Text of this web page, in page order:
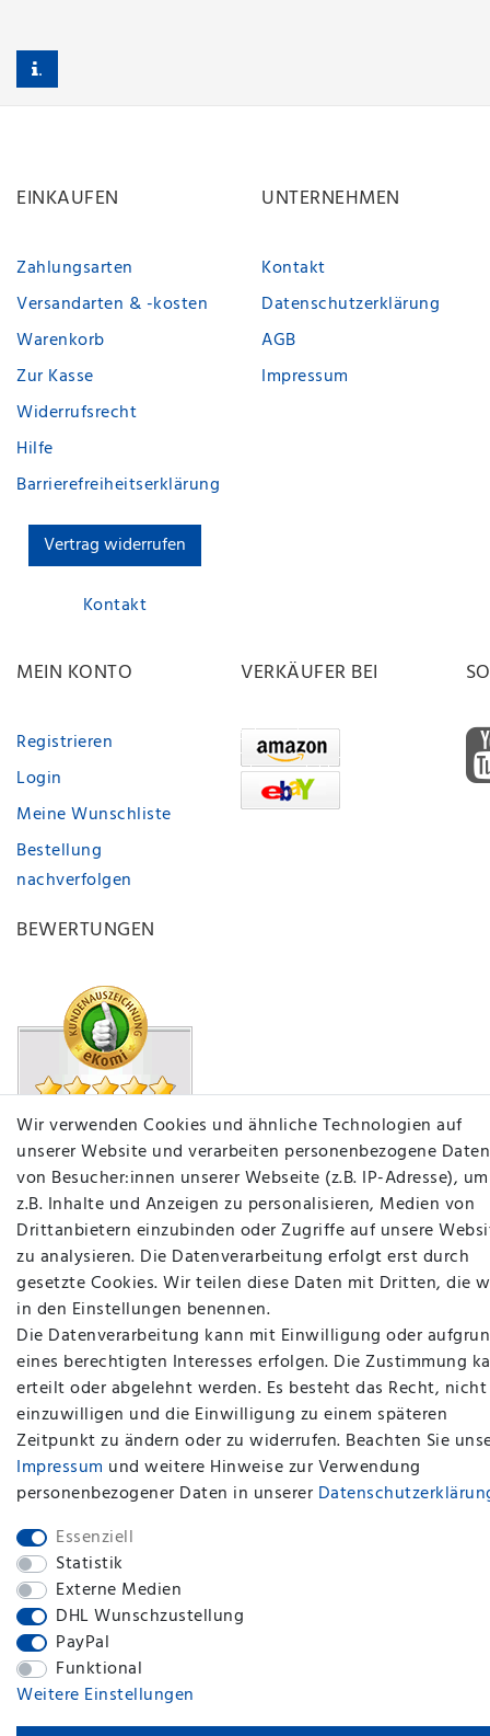
.
EINKAUFEN
Zahlungsarten
Versandarten & -kosten
Warenkorb
Zur Kasse
Widerrufsrecht
Hilfe
Barrierefreiheitserklärung
Vertrag widerrufen
Kontakt
UNTERNEHMEN
Kontakt
Datenschutzerklärung
AGB
Impressum
MEIN KONTO
Registrieren
Login
Meine Wunschliste
Bestellung
nachverfolgen
VERKÄUFER BEI
BEWERTUNGEN
Wir verwenden Cookies und ähnliche Technologien auf
unserer Website und verarbeiten personenbezogene Daten
von Besucher:innen unserer Webseite (z.B. IP-Adresse), um
z.B. Inhalte und Anzeigen zu personalisieren, Medien von
Drittanbietern einzubinden oder Zugriffe auf unsere
zu analysieren. Die Datenverarbeitung erfolgt erst durch
gesetzte Cookies. Wir teilen diese Daten mit Dritten, die
in den Einstellungen benennen.
Die Datenverarbeitung kann mit Einwilligung oder
eines berechtigten Interesses erfolgen. Die Zustimmung
erteilt oder abgelehnt werden. Es besteht das Recht, nicht
einzuwilligen und die Einwilligung zu einem späteren
Zeitpunkt zu ändern oder zu widerrufen. Beachten Sie
Impressum und weitere Hinweise zur Verwendung
personenbezogener Daten in unserer
Essenziell
Statistik
Externe Medien
DHL Wunschzustellung
PayPal
Funktional
Weitere Einstellungen
plentymarkets Template von Plenty Lions
BACK TO TOP